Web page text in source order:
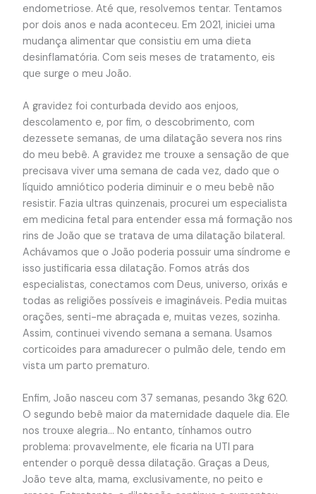
endometriose. Até que, resolvemos tentar. Tentamos
por dois anos e nada aconteceu. Em 2021, iniciei uma
mudança alimentar que consistiu em uma dieta
desinflamatória. Com seis meses de tratamento, eis
que surge o meu João.
A gravidez foi conturbada devido aos enjoos,
descolamento e, por fim, o descobrimento, com
dezessete semanas, de uma dilatação severa nos rins
do meu bebê. A gravidez me trouxe a sensação de que
precisava viver uma semana de cada vez, dado que o
líquido amniótico poderia diminuir e o meu bebê não
resistir. Fazia ultras quinzenais, procurei um especialista
em medicina fetal para entender essa má formação nos
rins de João que se tratava de uma dilatação bilateral.
Achávamos que o João poderia possuir uma síndrome e
isso justificaria essa dilatação. Fomos atrás dos
especialistas, conectamos com Deus, universo, orixás e
todas as religiões possíveis e imagináveis. Pedia muitas
orações, senti-me abraçada e, muitas vezes, sozinha.
Assim, continuei vivendo semana a semana. Usamos
corticoides para amadurecer o pulmão dele, tendo em
vista um parto prematuro.
Enfim, João nasceu com 37 semanas, pesando 3kg 620.
O segundo bebê maior da maternidade daquele dia. Ele
nos trouxe alegria… No entanto, tínhamos outro
problema: provavelmente, ele ficaria na UTI para
entender o porquê dessa dilatação. Graças a Deus,
João teve alta, mama, exclusivamente, no peito e